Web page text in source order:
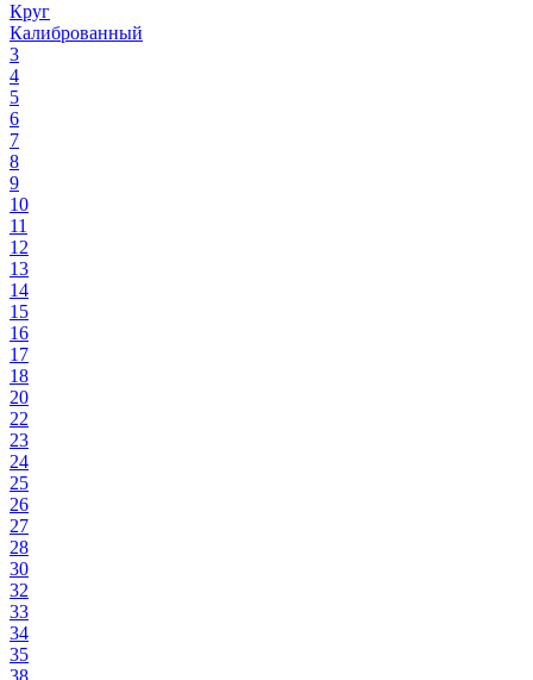
Круг
Калиброванный
3
4
5
6
7
8
9
10
11
12
13
14
15
16
17
18
20
22
23
24
25
26
27
28
30
32
33
34
35
38